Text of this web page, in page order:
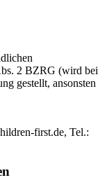
2 BZRG (wird bei
gestellt, ansonsten
first.de, Tel.: